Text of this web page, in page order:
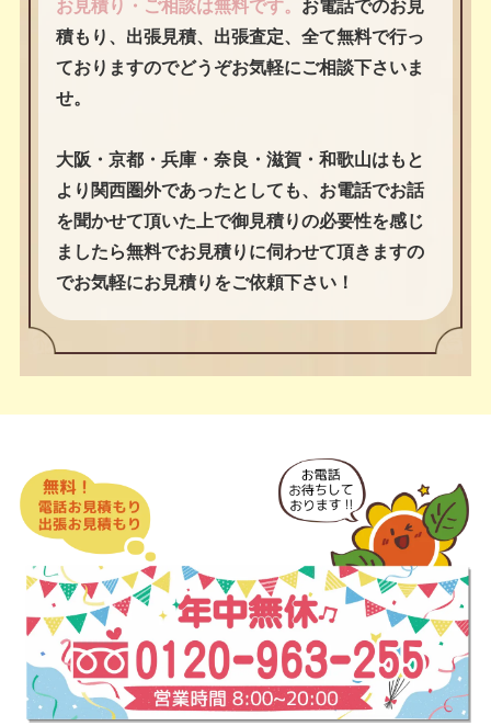
お見積り・ご相談は無料です。 お電話でのお見
積もり、出張見積、出張査定、全て無料で行っ
ておりますのでどうぞお気軽にご相談下さいま
せ。
大阪・京都・兵庫・奈良・滋賀・和歌山はもと
より関西圏外であったとしても、お電話でお話
を聞かせて頂いた上で御見積りの必要性を感じ
ましたら無料でお見積りに伺わせて頂きますの
でお気軽にお見積りをご依頼下さい！